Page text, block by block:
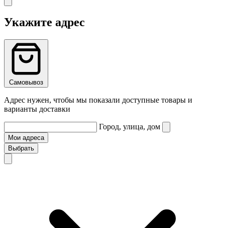
Укажите адрес
Самовывоз
Адрес нужен, чтобы мы показали доступные товары и
варианты доставки
Город, улица, дом
Мои адреса
Выбрать